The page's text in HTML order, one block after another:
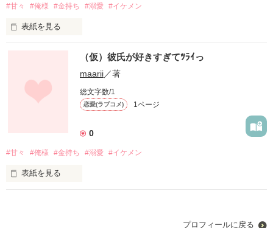
作品を読む
#甘々 #俺様 #金持ち #溺愛 #イケメン
表紙を見る
藤沼 瑠依〔ﾌｼﾞﾇﾏ ﾙｲ〕
❀可愛い系女子。しっかり者だけど少し抜けてる
周防 理音〔ｽｵｳ ﾘｵﾝ〕
✿金持ち。それでもってイケメン。俺様だけどかなり優しい。
（仮）彼氏が好きすぎてﾂﾗｲっ
maarii／著
総文字数/1
恋愛(ラブコメ) 1ページ
0
#甘々 #俺様 #金持ち #溺愛 #イケメン
表紙を見る
プロフィールに戻る